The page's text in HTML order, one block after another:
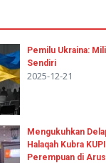
Pemilu Ukraina:
Sendiri
2025-12-21
Mengukuhkan
Halaqah Kubra
Perempuan di